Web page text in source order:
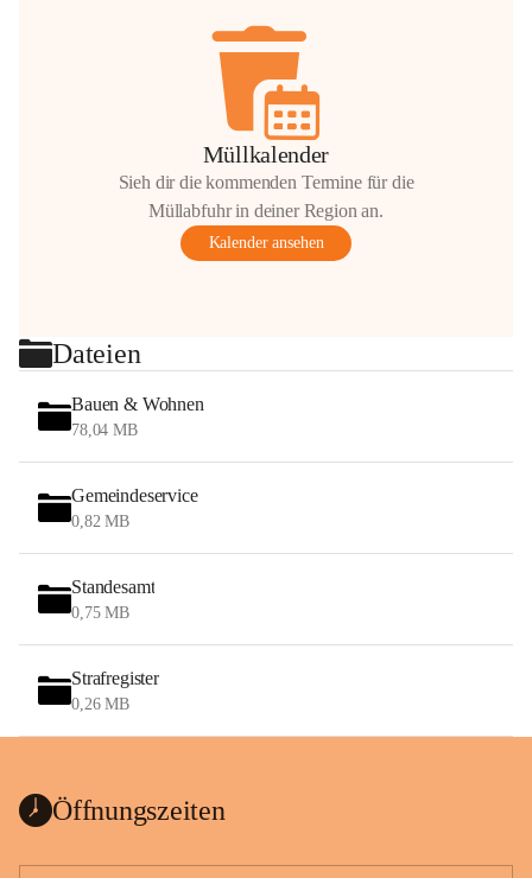
Müllkalender
Sieh dir die kommenden Termine für die
Müllabfuhr in deiner Region an.
Kalender ansehen
Dateien
Bauen & Wohnen
78,04 MB
Gemeindeservice
0,82 MB
Standesamt
0,75 MB
Strafregister
0,26 MB
Öffnungszeiten